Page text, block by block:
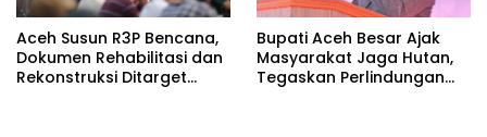
Aceh Susun R3P Bencana,
Dokumen Rehabilitasi dan
Rekonstruksi Ditarget
Bupati Aceh Besar Ajak
Masyarakat Jaga Hutan,
Tegaskan Perlindungan